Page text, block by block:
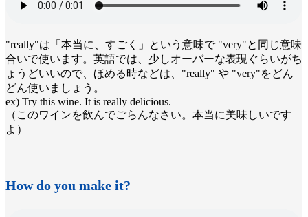
"really"は「本当に、すごく」という意味で "very"と同じ意味
合いで使います。英語では、少しオーバーな表現ぐらいがち
ょうどいいので、ほめる時などは、"really" や "very"をどん
どん使いましょう。
ex) Try this wine. It is really delicious.
（このワインを飲んでごらんなさい。本当に美味しいです
よ）
How do you make it?